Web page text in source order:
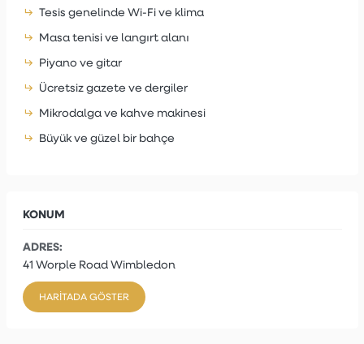
Tesis genelinde Wi-Fi ve klima
Masa tenisi ve langırt alanı
Piyano ve gitar
Ücretsiz gazete ve dergiler
Mikrodalga ve kahve makinesi
Büyük ve güzel bir bahçe
KONUM
ADRES:
41 Worple Road Wimbledon
HARITADA GÖSTER